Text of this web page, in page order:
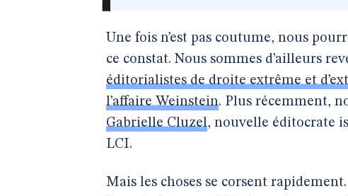
Une fois n’est pas coutume, nous
ce constat. Nous sommes d’ailleurs
éditorialistes de droite extrême et
l’affaire Weinstein. Plus récemment,
Gabrielle Cluzel, nouvelle éditocrate
LCI.
Mais les choses se corsent